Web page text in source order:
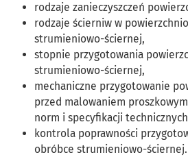
rodzaje zanieczyszczeń
rodzaje ścierniw w
strumieniowo-ściernej,
stopnie przygotowania
strumieniowo-ściernej,
mechaniczne przygotowanie
przed malowaniem
norm i specyfikacji
kontrola poprawności
obróbce strumieniowo-ściernej.